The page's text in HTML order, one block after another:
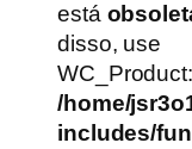
está
disso, use
/home/
includes/